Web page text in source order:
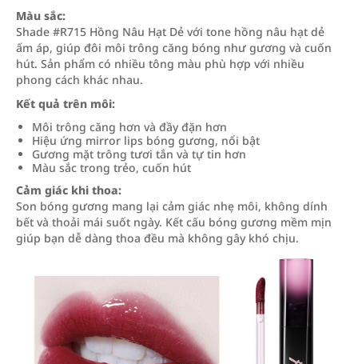
Màu sắc:
Shade #R715 Hồng Nâu Hạt Dẻ với tone hồng nâu hạt dẻ
ấm áp, giúp đôi môi trông căng bóng như gương và cuốn
hút. Sản phẩm có nhiều tông màu phù hợp với nhiều
phong cách khác nhau.
Kết quả trên môi:
Môi trông căng hơn và đầy đặn hơn
Hiệu ứng mirror lips bóng gương, nổi bật
Gương mặt trông tươi tắn và tự tin hơn
Màu sắc trong trẻo, cuốn hút
Cảm giác khi thoa:
Son bóng gương mang lại cảm giác nhẹ môi, không dính
bết và thoải mái suốt ngày. Kết cấu bóng gương mềm mịn
giúp bạn dễ dàng thoa đều mà không gây khó chịu.